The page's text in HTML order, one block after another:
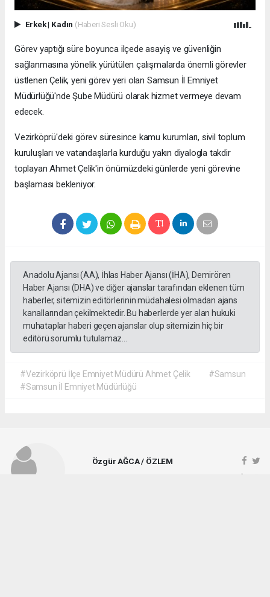
Erkek| Kadın (Haberi Sesli Oku)
Görev yaptığı süre boyunca ilçede asayiş ve güvenliğin
sağlanmasına yönelik yürütülen çalışmalarda önemli görevler
üstlenen Çelik, yeni görev yeri olan Samsun İl Emniyet
Müdürlüğü'nde Şube Müdürü olarak hizmet vermeye devam
edecek.
Vezirköprü'deki görev süresince kamu kurumları, sivil toplum
kuruluşları ve vatandaşlarla kurduğu yakın diyalogla takdir
toplayan Ahmet Çelik'in önümüzdeki günlerde yeni görevine
başlaması bekleniyor.
Anadolu Ajansı (AA), İhlas Haber Ajansı (İHA), Demirören
Haber Ajansı (DHA) ve diğer ajanslar tarafından eklenen tüm
haberler, sitemizin editörlerinin müdahalesi olmadan ajans
kanallarından çekilmektedir. Bu haberlerde yer alan hukuki
muhataplar haberi geçen ajanslar olup sitemizin hiç bir
editörü sorumlu tutulamaz...
#Vezirköprü İlçe Emniyet Müdürü Ahmet Çelik
#Samsun
#Samsun İl Emniyet Müdürlüğü
Özgür AĞCA / ÖZLEM